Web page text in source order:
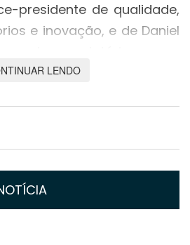
presidente de qualidade,
e inovação, e de Daniel
comum, o Ad26 e o
por codificar a
ou espícula, estrutura
se ligar às células do
a resposta imune
LENDO